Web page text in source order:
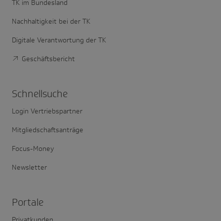
TK im Bundesland
Nachhaltigkeit bei der TK
Digitale Verantwortung der TK
Geschäftsbericht
Schnell­suche
Login Vertriebspartner
Mitgliedschaftsanträge
Focus-Money
Newsletter
Portale